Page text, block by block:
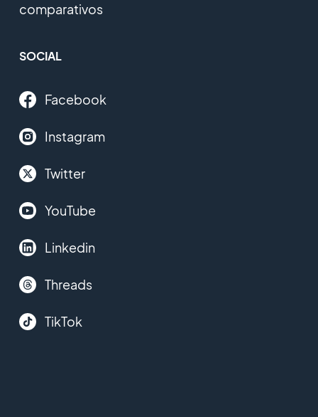
comparativos
SOCIAL
Facebook
Instagram
Twitter
YouTube
Linkedin
Threads
TikTok